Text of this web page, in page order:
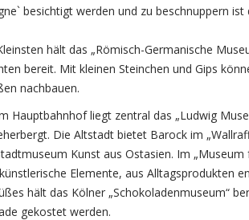
besichtigt werden und zu beschnuppern
hält das „Römisch-Germanische
bereit. Mit kleinen Steinchen und Gips
nachbauen.
Hauptbahnhof liegt zentral das „Ludwig
Die Altstadt bietet Barock im
Kunst aus Ostasien. Im
Elemente, aus Alltagsprodukten
hält das Kölner „Schokoladenmuseum“
gekostet werden.